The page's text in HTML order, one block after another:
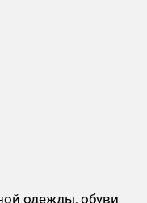
одежды, обуви